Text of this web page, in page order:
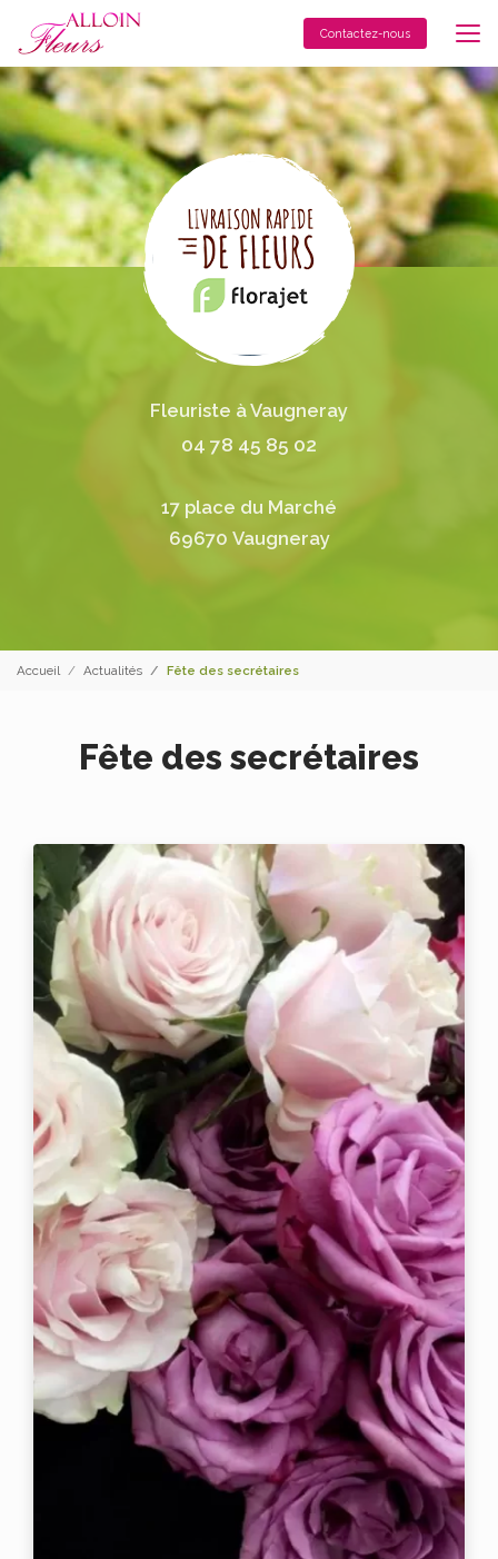
contenu
principal
Contactez-nous
Fleuriste à Vaugneray
04 78 45 85 02
17 place du Marché
69670 Vaugneray
Accueil Actualités Fête des secrétaires
Fête des secrétaires